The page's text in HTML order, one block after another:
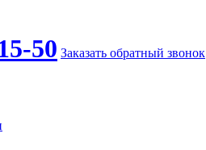
50 Заказать обратный звонок